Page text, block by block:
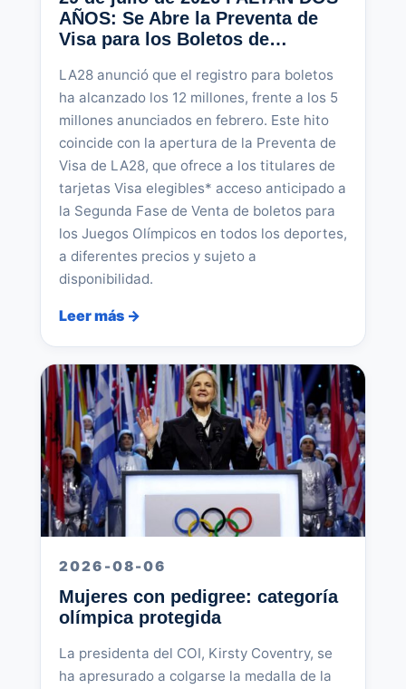
AÑOS: Se Abre la Preventa de
Visa para los Boletos de…
LA28 anunció que el registro para boletos
ha alcanzado los 12 millones, frente a los 5
millones anunciados en febrero. Este hito
coincide con la apertura de la Preventa de
Visa de LA28, que ofrece a los titulares de
tarjetas Visa elegibles* acceso anticipado a
la Segunda Fase de Venta de boletos para
los Juegos Olímpicos en todos los deportes,
a diferentes precios y sujeto a
disponibilidad.
Leer más →
2026-08-06
Mujeres con pedigree: categoría
olímpica protegida
La presidenta del COI, Kirsty Coventry, se
ha apresurado a colgarse la medalla de la